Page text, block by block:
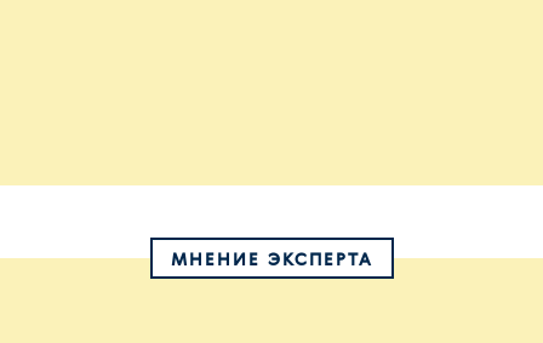
МНЕНИЕ ЭКСПЕРТА